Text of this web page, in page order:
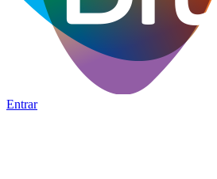
Entrar